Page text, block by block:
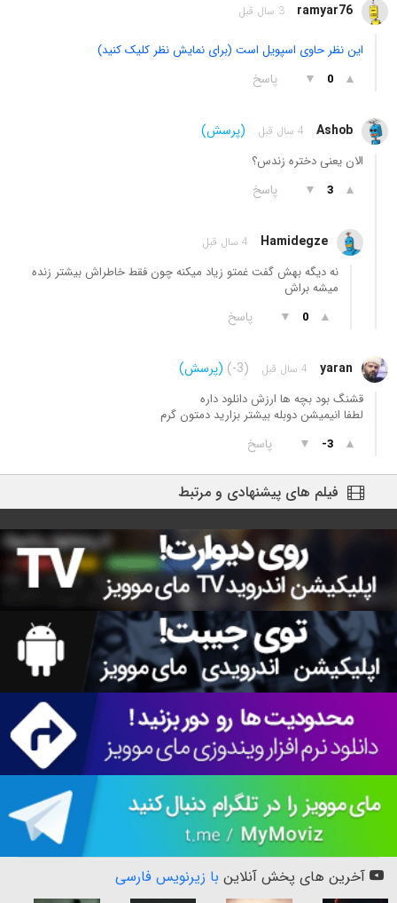
ramyar76 3 سال قبل
این نظر حاوی اسپویل است (برای نمایش نظر کلیک کنید)
▲
0
▼ پاسخ
Ashob 4 سال قبل (پرسش)
الان یعنی دختره زندس؟
▲
3
▼ پاسخ
Hamidegze 4 سال قبل
نه دیگه بهش گفت غمتو زیاد میکنه چون فقط خاطراش بیشتر زنده
میشه براش
▲
0
▼ پاسخ
yaran 4 سال قبل (-3) (پرسش)
قشنگ بود بچه ها ارزش دانلود داره
لطفا انیمیشن دوبله بیشتر بزارید دمتون گرم
▲
-3
▼ پاسخ
فیلم های پیشنهادی و مرتبط
آخرین های پخش آنلاین با زیرنویس فارسی